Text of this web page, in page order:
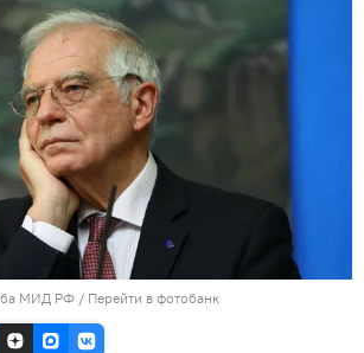
МИД РФ / Перейти в фотобанк